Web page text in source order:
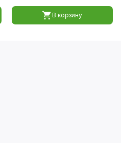
В корзину